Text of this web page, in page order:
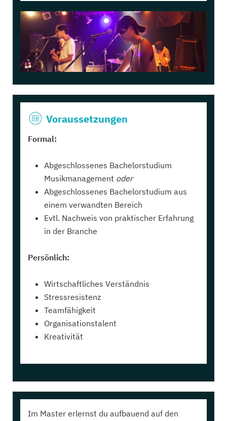
Voraussetzungen
Formal:
Abgeschlossenes Bachelorstudium
Musikmanagement oder
Abgeschlossenes Bachelorstudium aus
einem verwandten Bereich
Evtl. Nachweis von praktischer Erfahrung
in der Branche
Persönlich:
Wirtschaftliches Verständnis
Stressresistenz
Teamfähigkeit
Organisationstalent
Kreativität
Im Master erlernst du aufbauend auf den